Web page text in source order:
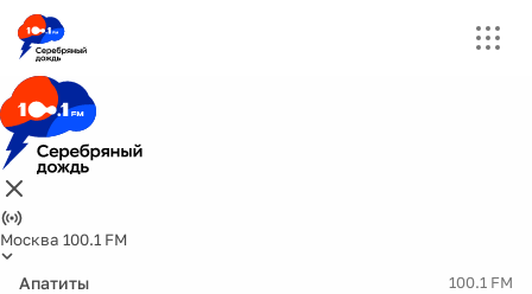
Москва 100.1 FM
Апатиты 100.1 FM